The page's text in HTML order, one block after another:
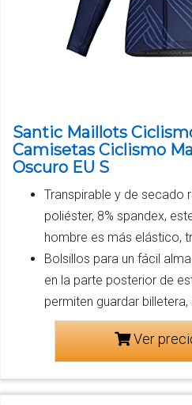
Santic Maillots
Camisetas Ciclismo
Oscuro EU S
Transpirable y de secado
poliéster, 8% spandex,
hombre es más elástico,
Bolsillos para un fácil
en la parte posterior de
permiten guardar
Ver